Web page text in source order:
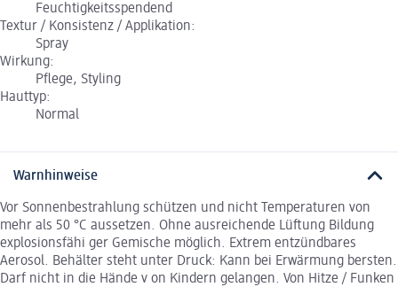
Feuchtigkeitsspendend
Textur / Konsistenz / Applikation:
Spray
Wirkung:
Pflege, Styling
Hauttyp:
Normal
Warnhinweise
Vor Sonnenbestrahlung schützen und nicht Temperaturen von
mehr als 50 °C aussetzen. Ohne ausreichende Lüftung Bildung
explosionsfähi ger Gemische möglich. Extrem entzündbares
Aerosol. Behälter steht unter Druck: Kann bei Erwärmung bersten.
Darf nicht in die Hände v on Kindern gelangen. Von Hitze / Funken